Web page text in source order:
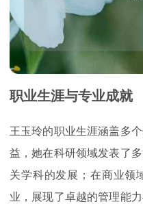
职业生涯与专业成就
王玉玲的职业生涯涵盖多
益，她在科研领域发表了
关学科的发展；在商业领
业，展现了卓越的管理能